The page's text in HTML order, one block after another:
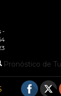
-
Pronóstico de